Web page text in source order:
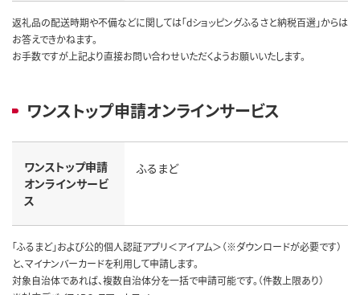
返礼品の配送時期や不備などに関しては「dショッピングふるさと納税百選」からは
お答えできかねます。
お手数ですが上記より直接お問い合わせいただくようお願いいたします。
ワンストップ申請オンラインサービス
ワンストップ申請
オンラインサービ
ス
ふるまど
「ふるまど」および公的個人認証アプリ＜アイアム＞（※ダウンロードが必要です）
と、マイナンバーカードを利用して申請します。
対象自治体であれば、複数自治体分を一括で申請可能です。（件数上限あり）